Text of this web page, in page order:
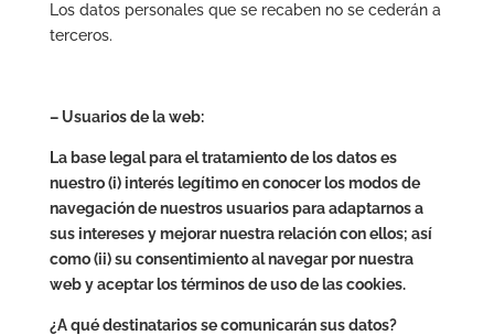
Los datos personales que se recaben no se cederán a
terceros.
– Usuarios de la web:
La base legal para el tratamiento de los datos es
nuestro (i) interés legítimo en conocer los modos de
navegación de nuestros usuarios para adaptarnos a
sus intereses y mejorar nuestra relación con ellos; así
como (ii) su consentimiento al navegar por nuestra
web y aceptar los términos de uso de las cookies.
¿A qué destinatarios se comunicarán sus datos?